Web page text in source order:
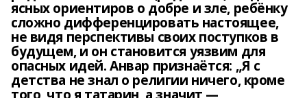
ясных ориентиров о добре и зле, ребёнку
сложно дифференцировать настоящее,
не видя перспективы своих поступков в
будущем, и он становится уязвим для
опасных идей. Анвар признаётся: „Я с
детства не знал о религии ничего, кроме